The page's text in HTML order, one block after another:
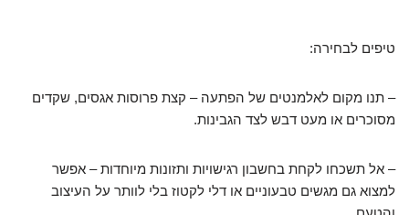
טיפים לבחירה:
– תנו מקום לאלמנטים של הפתעה – קצת פרוסות אגסים, שקדים
מסוכרים או מעט דבש לצד הגבינות.
– אל תשכחו לקחת בחשבון רגישויות ותזונות מיוחדות – אפשר
למצוא גם מגשים טבעוניים או דלי לקטוז בלי לוותר על העיצוב